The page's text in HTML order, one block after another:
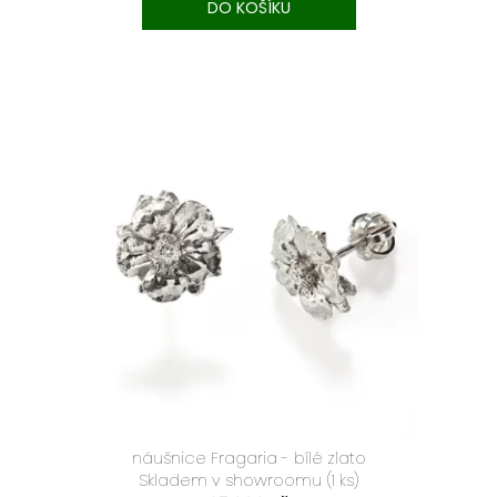
DO KOŠÍKU
náušnice Fragaria - bílé zlato
Skladem v showroomu (1 ks)